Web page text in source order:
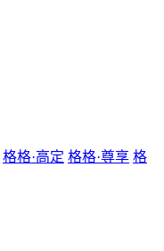
格格·高定 格格·尊享 格